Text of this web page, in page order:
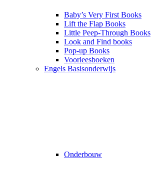
Baby’s Very First Books
Lift the Flap Books
Little Peep-Through Books
Look and Find books
Pop-up Books
Voorleesboeken
Engels Basisonderwijs
Onderbouw